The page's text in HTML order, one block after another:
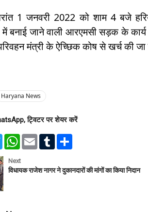
1 जनवरी 2022 को शाम 4 बजे
बनाई जाने वाली आरएमसी सड़क के
मंत्री के ऐच्छिक कोष से खर्च की जा
Haryana News
ट्विटर पर शेयर करें
T
w
t
t
e
r
W
t
s
E
l
T
l
e
Next
विधायक राजेश नागर ने दुकानदारों की मांगों का किया निदान